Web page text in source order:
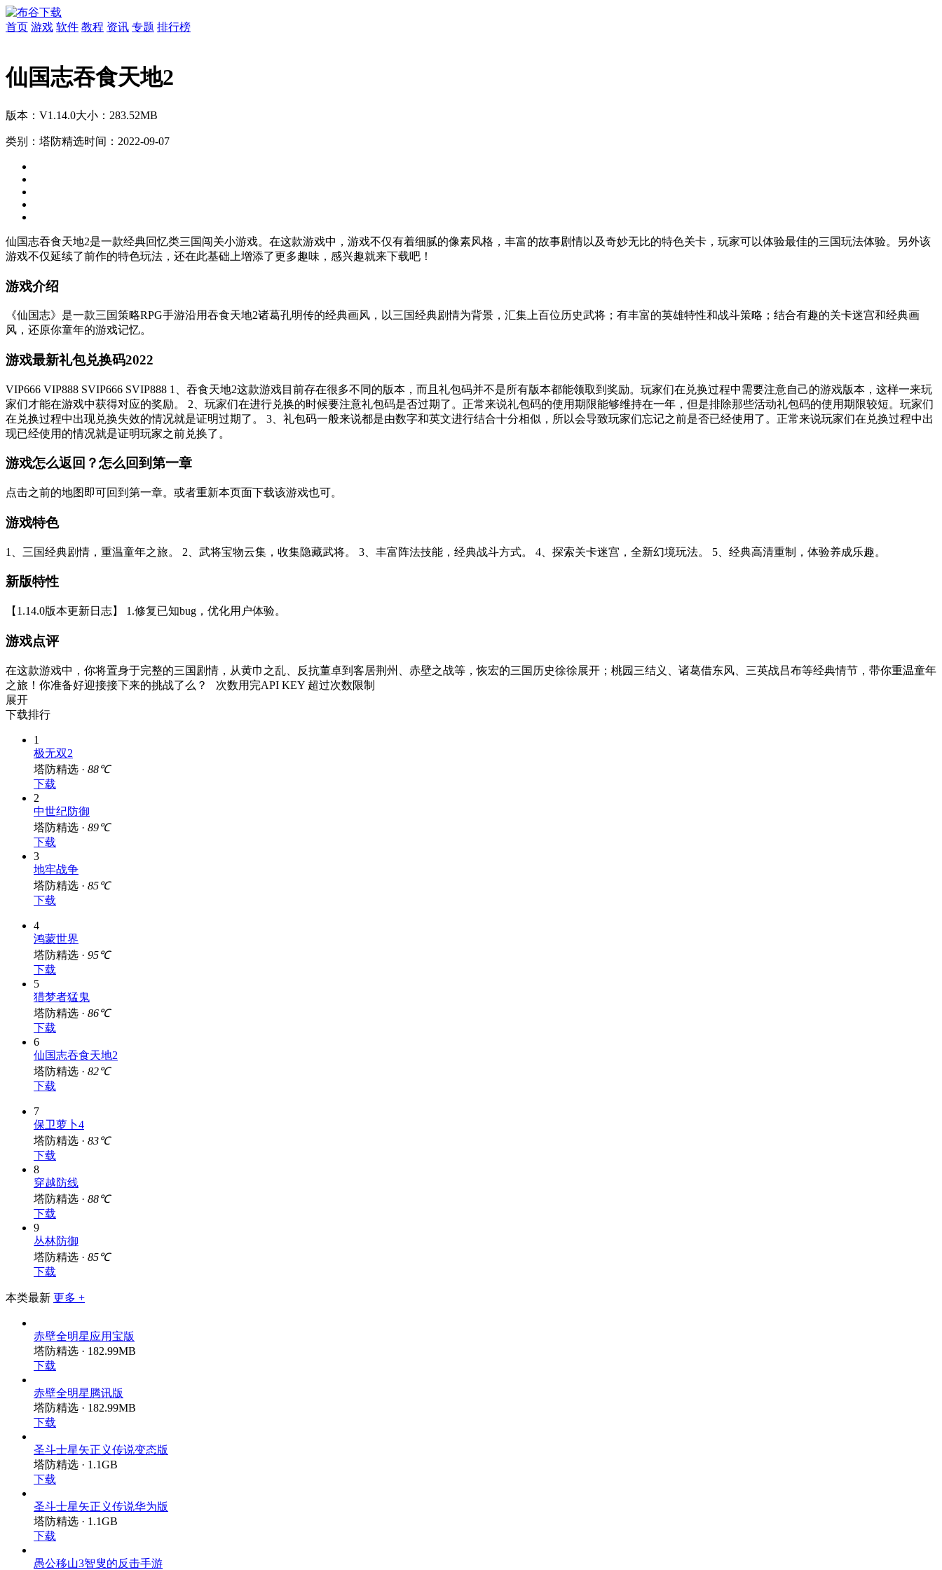
首页 游戏 软件 教程 资讯 专题 排行榜
仙国志吞食天地2
版本：V1.14.0大小：283.52MB
类别：塔防精选时间：2022-09-07
仙国志吞食天地2是一款经典回忆类三国闯关小游戏。在这款游戏中，游戏不仅有着细腻的像素风格，丰富的故事剧情以及奇妙无比的特色关卡，玩家可以体验最佳的三国玩法体验。另外该
游戏不仅延续了前作的特色玩法，还在此基础上增添了更多趣味，感兴趣就来下载吧！
游戏介绍
《仙国志》是一款三国策略RPG手游沿用吞食天地2诸葛孔明传的经典画风，以三国经典剧情为背景，汇集上百位历史武将；有丰富的英雄特性和战斗策略；结合有趣的关卡迷宫和经典画
风，还原你童年的游戏记忆。
游戏最新礼包兑换码2022
VIP666 VIP888 SVIP666 SVIP888 1、吞食天地2这款游戏目前存在很多不同的版本，而且礼包码并不是所有版本都能领取到奖励。玩家们在兑换过程中需要注意自己的游戏版本，这样一来玩
家们才能在游戏中获得对应的奖励。 2、玩家们在进行兑换的时候要注意礼包码是否过期了。正常来说礼包码的使用期限能够维持在一年，但是排除那些活动礼包码的使用期限较短。玩家们
在兑换过程中出现兑换失效的情况就是证明过期了。 3、礼包码一般来说都是由数字和英文进行结合十分相似，所以会导致玩家们忘记之前是否已经使用了。正常来说玩家们在兑换过程中出
现已经使用的情况就是证明玩家之前兑换了。
游戏怎么返回？怎么回到第一章
点击之前的地图即可回到第一章。或者重新本页面下载该游戏也可。
游戏特色
1、三国经典剧情，重温童年之旅。 2、武将宝物云集，收集隐藏武将。 3、丰富阵法技能，经典战斗方式。 4、探索关卡迷宫，全新幻境玩法。 5、经典高清重制，体验养成乐趣。
新版特性
【1.14.0版本更新日志】 1.修复已知bug，优化用户体验。
游戏点评
在这款游戏中，你将置身于完整的三国剧情，从黄巾之乱、反抗董卓到客居荆州、赤壁之战等，恢宏的三国历史徐徐展开；桃园三结义、诸葛借东风、三英战吕布等经典情节，带你重温童年
之旅！你准备好迎接接下来的挑战了么？ 次数用完API KEY 超过次数限制
展开
下载排行
1
极无双2
塔防精选 · 88℃
下载
2
中世纪防御
塔防精选 · 89℃
下载
3
地牢战争
塔防精选 · 85℃
下载
4
鸿蒙世界
塔防精选 · 95℃
下载
5
猎梦者猛鬼
塔防精选 · 86℃
下载
6
仙国志吞食天地2
塔防精选 · 82℃
下载
7
保卫萝卜4
塔防精选 · 83℃
下载
8
穿越防线
塔防精选 · 88℃
下载
9
丛林防御
塔防精选 · 85℃
下载
本类最新 更多 +
赤壁全明星应用宝版
塔防精选 · 182.99MB
下载
赤壁全明星腾讯版
塔防精选 · 182.99MB
下载
圣斗士星矢正义传说变态版
塔防精选 · 1.1GB
下载
圣斗士星矢正义传说华为版
塔防精选 · 1.1GB
下载
愚公移山3智叟的反击手游